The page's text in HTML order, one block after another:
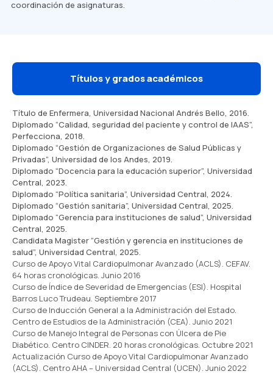
coordinación de asignaturas.
Títulos y grados académicos
Título de Enfermera, Universidad Nacional Andrés Bello, 2016.
Diplomado “Calidad, seguridad del paciente y control de IAAS”,
Perfecciona, 2018.
Diplomado “Gestión de Organizaciones de Salud Públicas y
Privadas”, Universidad de los Andes, 2019.
Diplomado “Docencia para la educación superior”, Universidad
Central, 2023.
Diplomado “Política sanitaria”, Universidad Central, 2024.
Diplomado “Gestión sanitaria”, Universidad Central, 2025.
Diplomado “Gerencia para instituciones de salud”, Universidad
Central, 2025.
Candidata Magister “Gestión y gerencia en instituciones de
salud”, Universidad Central, 2025.
Curso de Apoyo Vital Cardiopulmonar Avanzado (ACLS). CEFAV.
64 horas cronológicas. Junio 2016
Curso de Índice de Severidad de Emergencias (ESI). Hospital
Barros Luco Trudeau. Septiembre 2017
Curso de Inducción General a la Administración del Estado.
Centro de Estudios de la Administración (CEA). Junio 2021
Curso de Manejo Integral de Personas con Úlcera de Pie
Diabético. Centro CINDER. 20 horas cronológicas. Octubre 2021
Actualización Curso de Apoyo Vital Cardiopulmonar Avanzado
(ACLS). Centro AHA – Universidad Central (UCEN). Junio 2022